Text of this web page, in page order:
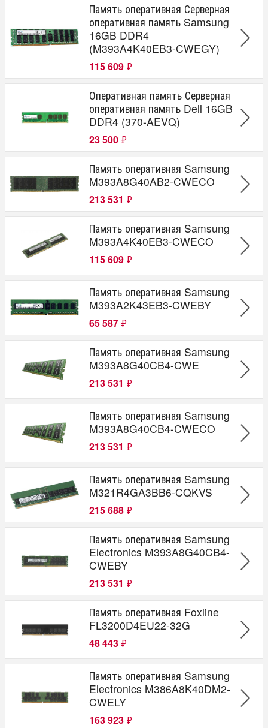
Память оперативная Серверная
оперативная память Samsung
16GB DDR4
(M393A4K40EB3-CWEGY)
115 609 ₽
Оперативная память Серверная
оперативная память Dell 16GB
DDR4 (370-AEVQ)
23 500 ₽
Память оперативная Samsung
M393A8G40AB2-CWECO
213 531 ₽
Память оперативная Samsung
M393A4K40EB3-CWECO
115 609 ₽
Память оперативная Samsung
M393A2K43EB3-CWEBY
65 587 ₽
Память оперативная Samsung
M393A8G40CB4-CWE
213 531 ₽
Память оперативная Samsung
M393A8G40CB4-CWECO
213 531 ₽
Память оперативная Samsung
M321R4GA3BB6-CQKVS
215 688 ₽
Память оперативная Samsung
Electronics M393A8G40CB4-
CWEBY
213 531 ₽
Память оперативная Foxline
FL3200D4EU22-32G
48 443 ₽
Память оперативная Samsung
Electronics M386A8K40DM2-
CWELY
163 923 ₽